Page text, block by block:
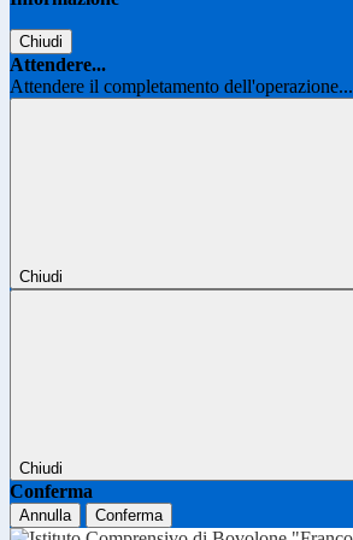
Chiudi
Attendere...
Attendere il completamento dell'operazione...
Chiudi
Chiudi
Conferma
Annulla Conferma